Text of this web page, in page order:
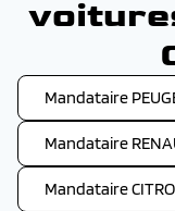
Mandataire
Mandataire
Mandataire